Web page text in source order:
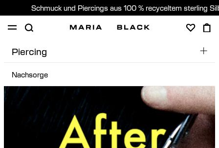
Schmuck und Piercings aus 100 % recyceltem sterling
SHOP
PIERCING BERATUNG
Germany (Deutsch)
Piercing
Nachsorge
Nachsorge